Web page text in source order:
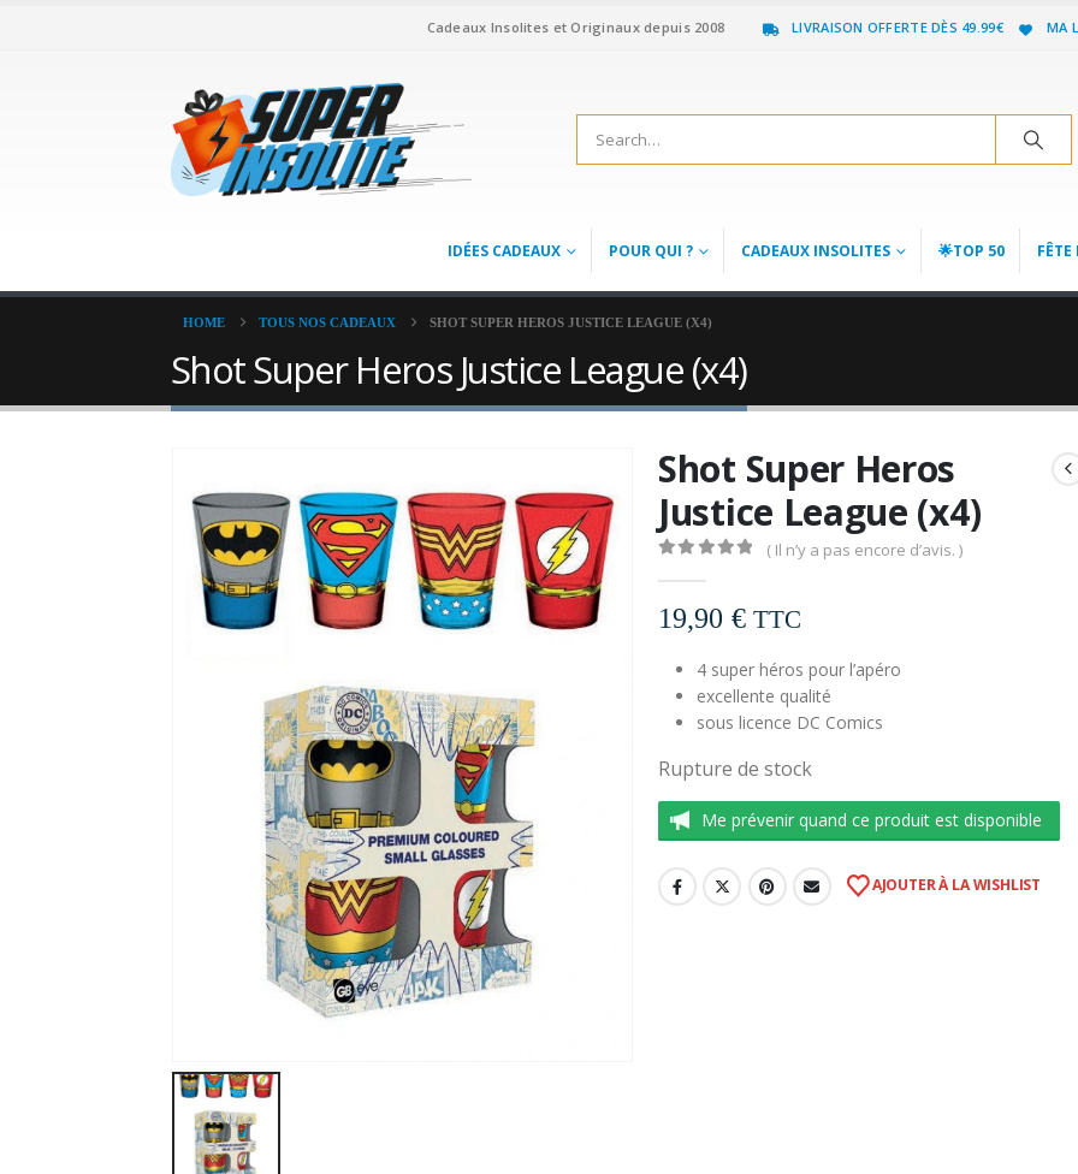
Cadeaux Insolites et Originaux depuis 2008 LIVRAISON OFFERTE DÈS 49.99€ MA
IDÉES CADEAUX POUR QUI ? CADEAUX INSOLITES 🌟TOP 50 FÊTE
HOME TOUS NOS CADEAUX SHOT SUPER HEROS JUSTICE LEAGUE (X4)
Shot Super Heros Justice League (x4)
Shot Super Heros
Justice League (x4)
( Il n’y a pas encore d’avis. )
19,90 € TTC
4 super héros pour l’apéro
excellente qualité
sous licence DC Comics
Rupture de stock
Me prévenir quand ce produit est disponible
AJOUTER À LA WISHLIST